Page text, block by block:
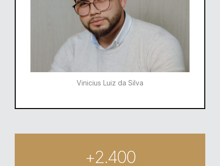
Vinicius Luiz da Silva
+2.400